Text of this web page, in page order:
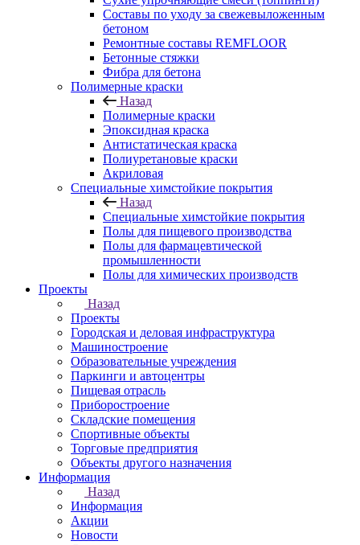
Составы по уходу за свежевыложенным
бетоном
Ремонтные составы REMFLOOR
Бетонные стяжки
Фибра для бетона
Полимерные краски
Назад
Полимерные краски
Эпоксидная краска
Антистатическая краска
Полиуретановые краски
Акриловая
Специальные химстойкие покрытия
Назад
Специальные химстойкие покрытия
Полы для пищевого производства
Полы для фармацевтической
промышленности
Полы для химических производств
Проекты
Назад
Проекты
Городская и деловая инфраструктура
Машиностроение
Образовательные учреждения
Паркинги и автоцентры
Пищевая отрасль
Приборостроение
Складские помещения
Спортивные объекты
Торговые предприятия
Объекты другого назначения
Информация
Назад
Информация
Акции
Новости